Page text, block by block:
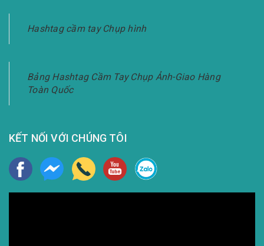
Hashtag cầm tay Chụp hình
Bảng Hashtag Cầm Tay Chụp Ảnh-Giao Hàng
Toàn Quốc
KẾT NỐI VỚI CHÚNG TÔI